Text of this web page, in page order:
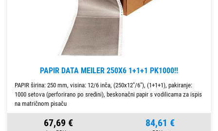
PAPIR DATA MEILER 250X6 1+1+1 PK1000!!
PAPIR širina: 250 mm, visina: 12/6 inča, (250x12"/6"), (1+1+1), pakiranje:
1000 setova (perforirano po sredini), beskonačni papir s vodilicama za ispis
na matričnom pisaču
67,69 € 84,61 €